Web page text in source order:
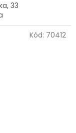
33
Kód: 70412